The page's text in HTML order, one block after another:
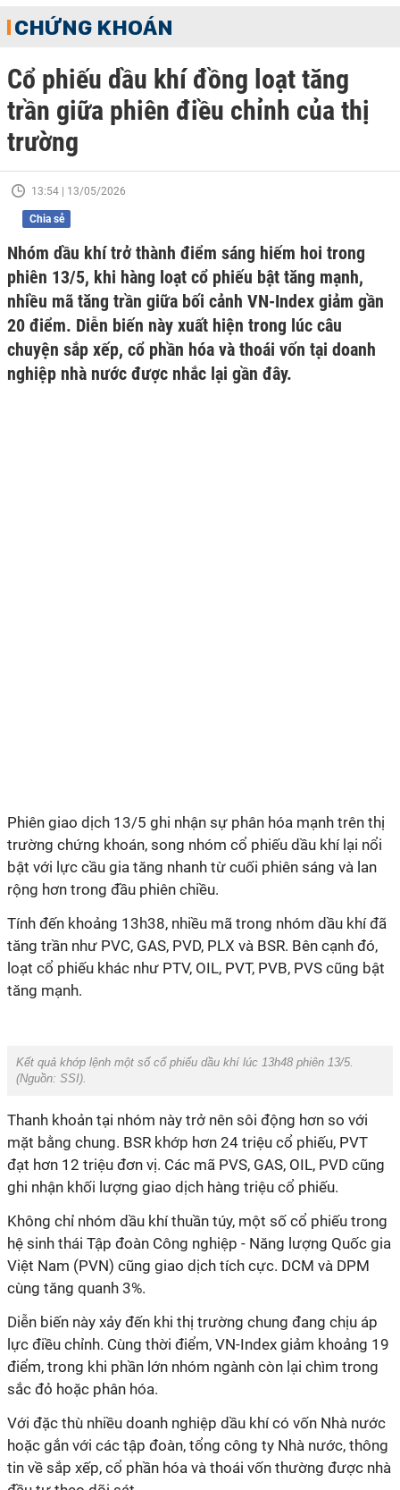
CHỨNG KHOÁN
Cổ phiếu dầu khí đồng loạt tăng
trần giữa phiên điều chỉnh của thị
trường
13:54 | 13/05/2026
Chia sẻ
Nhóm dầu khí trở thành điểm sáng hiếm hoi trong
phiên 13/5, khi hàng loạt cổ phiếu bật tăng mạnh,
nhiều mã tăng trần giữa bối cảnh VN-Index giảm gần
20 điểm. Diễn biến này xuất hiện trong lúc câu
chuyện sắp xếp, cổ phần hóa và thoái vốn tại doanh
nghiệp nhà nước được nhắc lại gần đây.
Phiên giao dịch 13/5 ghi nhận sự phân hóa mạnh trên thị
trường chứng khoán, song nhóm cổ phiếu dầu khí lại nổi
bật với lực cầu gia tăng nhanh từ cuối phiên sáng và lan
rộng hơn trong đầu phiên chiều.
Tính đến khoảng 13h38, nhiều mã trong nhóm dầu khí đã
tăng trần như PVC, GAS, PVD, PLX và BSR. Bên cạnh đó,
loạt cổ phiếu khác như PTV, OIL, PVT, PVB, PVS cũng bật
tăng mạnh.
Kết quả khớp lệnh một số cổ phiếu dầu khí lúc 13h48 phiên 13/5.
(Nguồn: SSI).
Thanh khoản tại nhóm này trở nên sôi động hơn so với
mặt bằng chung. BSR khớp hơn 24 triệu cổ phiếu, PVT
đạt hơn 12 triệu đơn vị. Các mã PVS, GAS, OIL, PVD cũng
ghi nhận khối lượng giao dịch hàng triệu cổ phiếu.
Không chỉ nhóm dầu khí thuần túy, một số cổ phiếu trong
hệ sinh thái Tập đoàn Công nghiệp - Năng lượng Quốc gia
Việt Nam (PVN) cũng giao dịch tích cực. DCM và DPM
cùng tăng quanh 3%.
Diễn biến này xảy đến khi thị trường chung đang chịu áp
lực điều chỉnh. Cùng thời điểm, VN-Index giảm khoảng 19
điểm, trong khi phần lớn nhóm ngành còn lại chìm trong
sắc đỏ hoặc phân hóa.
Với đặc thù nhiều doanh nghiệp dầu khí có vốn Nhà nước
hoặc gắn với các tập đoàn, tổng công ty Nhà nước, thông
tin về sắp xếp, cổ phần hóa và thoái vốn thường được nhà